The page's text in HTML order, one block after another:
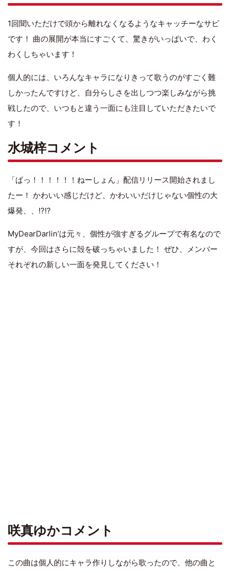
1回聞いただけで頭から離れなくなるようなキャッチーなサビ
です！ 曲の展開が本当にすごくて、驚きがいっぱいで、わく
わくしちゃいます！
個人的には、いろんなキャラになりきって歌うのがすごく難
しかったんですけど、自分らしさを出しつつ楽しみながら挑
戦したので、いつもと違う一面にも注目していただきたいで
す！
水城梓コメント
「ぱっ！！！！！！ねーしょん」配信リリース開始されまし
たー！ かわいい感じだけど、かわいいだけじゃない個性の大
爆発、、!?!?
MyDearDarlin’は元々、個性が強すぎるグループで有名なので
すが、今回はさらに殻を破っちゃいました！ ぜひ、メンバー
それぞれの新しい一面を発見してください！
咲真ゆかコメント
この曲は個人的にキャラ作りしながら歌ったので、他の曲と